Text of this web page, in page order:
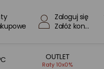
Zaloguj się
Załóż konto
OUTLET
Raty 10x0%